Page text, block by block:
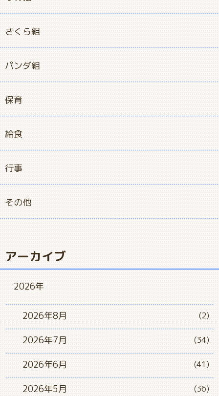
さくら組
パンダ組
保育
給食
行事
その他
アーカイブ
2026年
2026年8月 (2)
2026年7月 (34)
2026年6月 (41)
2026年5月 (36)